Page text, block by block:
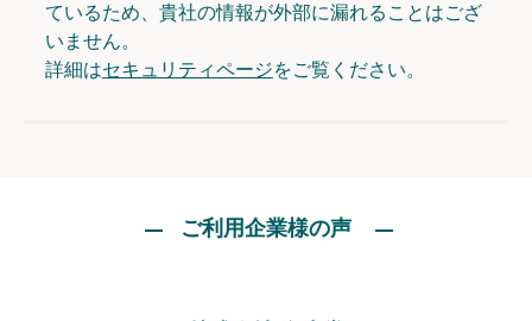
ているため、貴社の情報が外部に漏れることはござ
いません。
詳細はセキュリティページをご覧ください。
ご利用企業様の声